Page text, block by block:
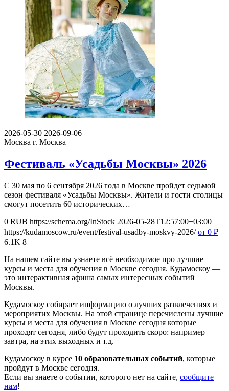
2026-05-30 2026-09-06
Москва г. Москва
Фестиваль «Усадьбы Москвы» 2026
С 30 мая по 6 сентября 2026 года в Москве пройдет седьмой
сезон фестиваля «Усадьбы Москвы». Жители и гости столицы
смогут посетить 60 исторических…
0 RUB https://schema.org/InStock 2026-05-28T12:57:00+03:00
https://kudamoscow.ru/event/festival-usadby-moskvy-2026/ от 0 ₽
6.1K 8
На нашем сайте вы узнаете всё необходимое про лучшие
курсы и места для обучения в Москве сегодня. Кудамоскоу —
это интерактивная афиша самых интересных событий
Москвы.
Кудамоскоу собирает информацию о лучших развлечениях и
мероприятих Москвы. На этой странице перечислены лучшие
курсы и места для обучения в Москве сегодня которые
проходят сегодня, либо будут проходить скоро: например
завтра, на этих выходных и т.д.
Кудамоскоу в курсе 10 образовательных событий, которые
пройдут в Москве сегодня.
Если вы знаете о событии, которого нет на сайте, сообщите
нам!